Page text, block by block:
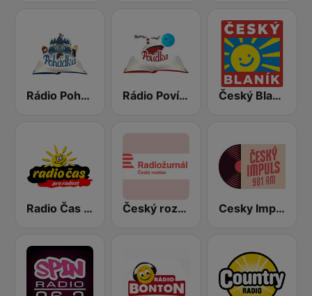
Rádio Pohádka Rádio Povídka Český Blaník
Radio Čas Ostravsko Český rozhlas Radiožurnál Cesky Impuls